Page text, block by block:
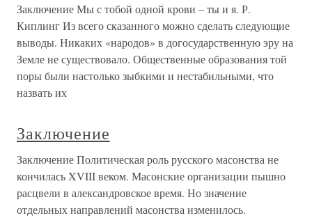
Заключение Мы с тобой одной крови – ты и я. Р.
Киплинг Из всего сказанного можно сделать следующие
выводы. Никаких «народов» в догосударственную эру на
Земле не существовало. Общественные образования той
поры были настолько зыбкими и нестабильными, что
назвать их
Заключение
Заключение Политическая роль русского масонства не
кончилась XVIII веком. Масонские организации пышно
расцвели в александровское время. Но значение
отдельных направлений масонства изменилось.